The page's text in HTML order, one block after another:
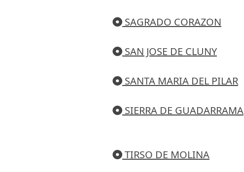
SAGRADO CORAZON
SAN JOSE DE CLUNY
SANTA MARIA DEL PILAR
SIERRA DE GUADARRAMA
TIRSO DE MOLINA